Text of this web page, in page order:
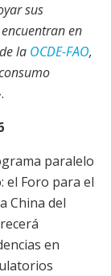
sus
en
la OCDE-FAO,
paralelo
el Foro para el
China del
en